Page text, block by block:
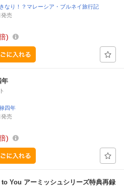
なり！？マレーシア・ブルネイ旅行記
発売
年
四年
発売
You アーミッシュシリーズ特典再録